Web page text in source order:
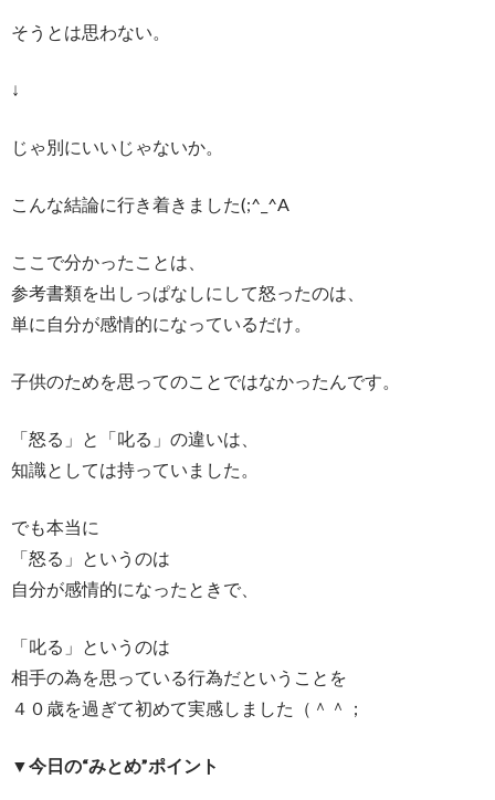
そうとは思わない。
↓
じゃ別にいいじゃないか。
こんな結論に行き着きました(;^_^A
ここで分かったことは、
参考書類を出しっぱなしにして怒ったのは、
単に自分が感情的になっているだけ。
子供のためを思ってのことではなかったんです。
「怒る」と「叱る」の違いは、
知識としては持っていました。
でも本当に
「怒る」というのは
自分が感情的になったときで、
「叱る」というのは
相手の為を思っている行為だということを
４０歳を過ぎて初めて実感しました（＾＾；
▼今日の“みとめ”ポイント